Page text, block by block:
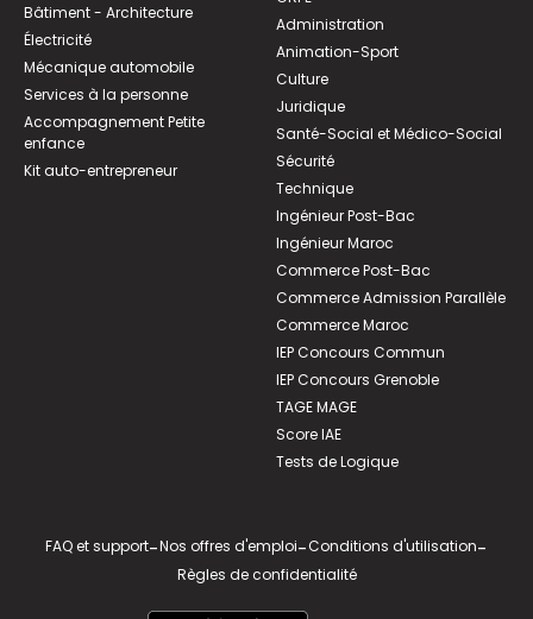
Bâtiment - Architecture
Électricité
Mécanique automobile
Services à la personne
Accompagnement Petite
enfance
Kit auto-entrepreneur
Administration
Animation-Sport
Culture
Juridique
Santé-Social et Médico-Social
Sécurité
Technique
Ingénieur Post-Bac
Ingénieur Maroc
Commerce Post-Bac
Commerce Admission Parallèle
Commerce Maroc
IEP Concours Commun
IEP Concours Grenoble
TAGE MAGE
Score IAE
Tests de Logique
FAQ et support-Nos offres d'emploi-Conditions d'utilisation-
Règles de confidentialité